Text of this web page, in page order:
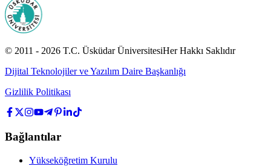
© 2011 - 2026 T.C. Üsküdar ÜniversitesiHer Hakkı Saklıdır
Dijital Teknolojiler ve Yazılım Daire Başkanlığı
Gizlilik Politikası
Bağlantılar
Yükseköğretim Kurulu